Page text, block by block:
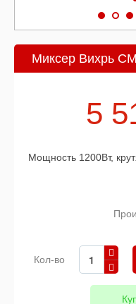
Миксер Вихрь
5
Мощность 1200Вт,
Кол-во